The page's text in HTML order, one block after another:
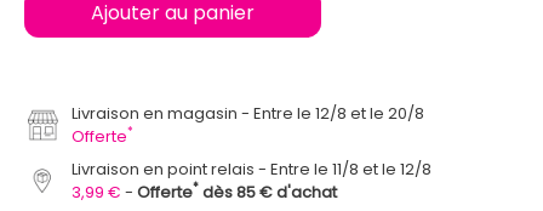
Ajouter au panier
Livraison en magasin
Entre le 12/8 et le 20/8
Offerte*
Livraison en point relais
Entre le 11/8 et le 12/8
3,99 €
Offerte* dès 85 € d'achat